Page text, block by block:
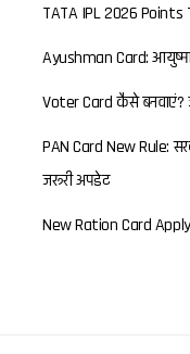
TATA IPL 2026 Points
Ayushman Card:
Voter Card कैसे
PAN Card New Rule:
जरूरी अपडेट
New Ration Card Apply